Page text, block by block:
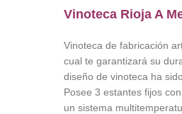
Vinoteca Rioja A
Vinoteca de fabricación
cual te garantizará su
diseño de vinoteca ha
Posee 3 estantes fijos
un sistema